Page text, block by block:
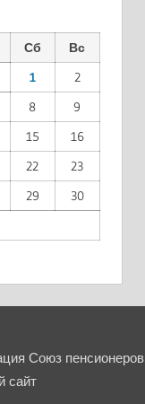
Сб
Вс
1
2
8
9
15
16
22
23
29
30
Союз пенсионеров
сайт